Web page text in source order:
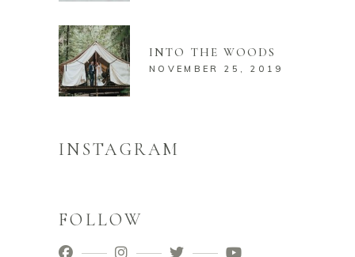
INTO THE WOODS
NOVEMBER 25, 2019
INSTAGRAM
FOLLOW